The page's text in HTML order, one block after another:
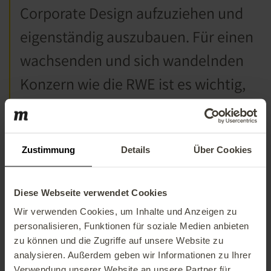
Zustimmung Details Über Cookies
Diese Webseite verwendet Cookies
Wir verwenden Cookies, um Inhalte und Anzeigen zu
personalisieren, Funktionen für soziale Medien anbieten
zu können und die Zugriffe auf unsere Website zu
analysieren. Außerdem geben wir Informationen zu Ihrer
Corporate Design aufzuziehen und
eigenständig auszubauen. Für einen
wachsenden und sich wandelnden
Konzern wie die RWE ist es wichtig,
agil und effizient neue digitale
Angebote aufbauen zu können. Über
die Auszeichnungbei den
Sitecore
sehr. Sie unterstreicht, dass wir auch
im Bereich Online-Kommunikation
und IT großen Wert auf innovative,